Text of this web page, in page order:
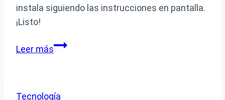
instala siguiendo las instrucciones en pantalla.
¡Listo!
Leer másCómo
Tecnología